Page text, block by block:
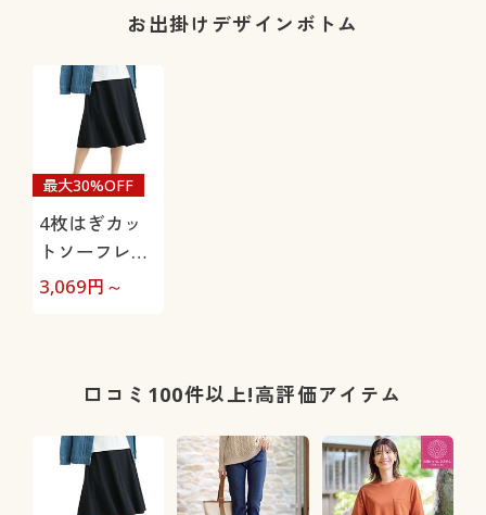
わらか・選べ
ス・洗濯機
OK・1年中は
ける)
ト・速乾・洗
お出掛けデザインボトム
4枚はぎカッ
トソーフレア
スカート(ウエ
最大30%OFF
3,069円～
口コミ100件以上!高評価アイテム